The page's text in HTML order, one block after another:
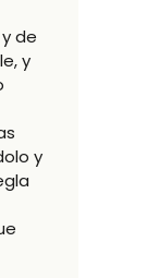
de
y
y